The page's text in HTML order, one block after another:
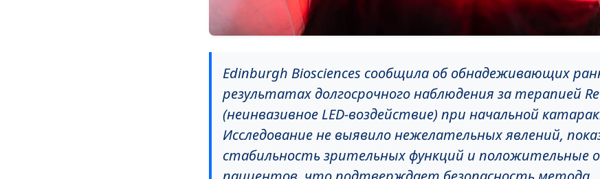
Edinburgh Biosciences сообщила об обнадеживающих
результатах долгосрочного наблюдения за терапией
(неинвазивное LED-воздействие) при начальной
Исследование не выявило нежелательных явлений,
стабильность зрительных функций и положительные